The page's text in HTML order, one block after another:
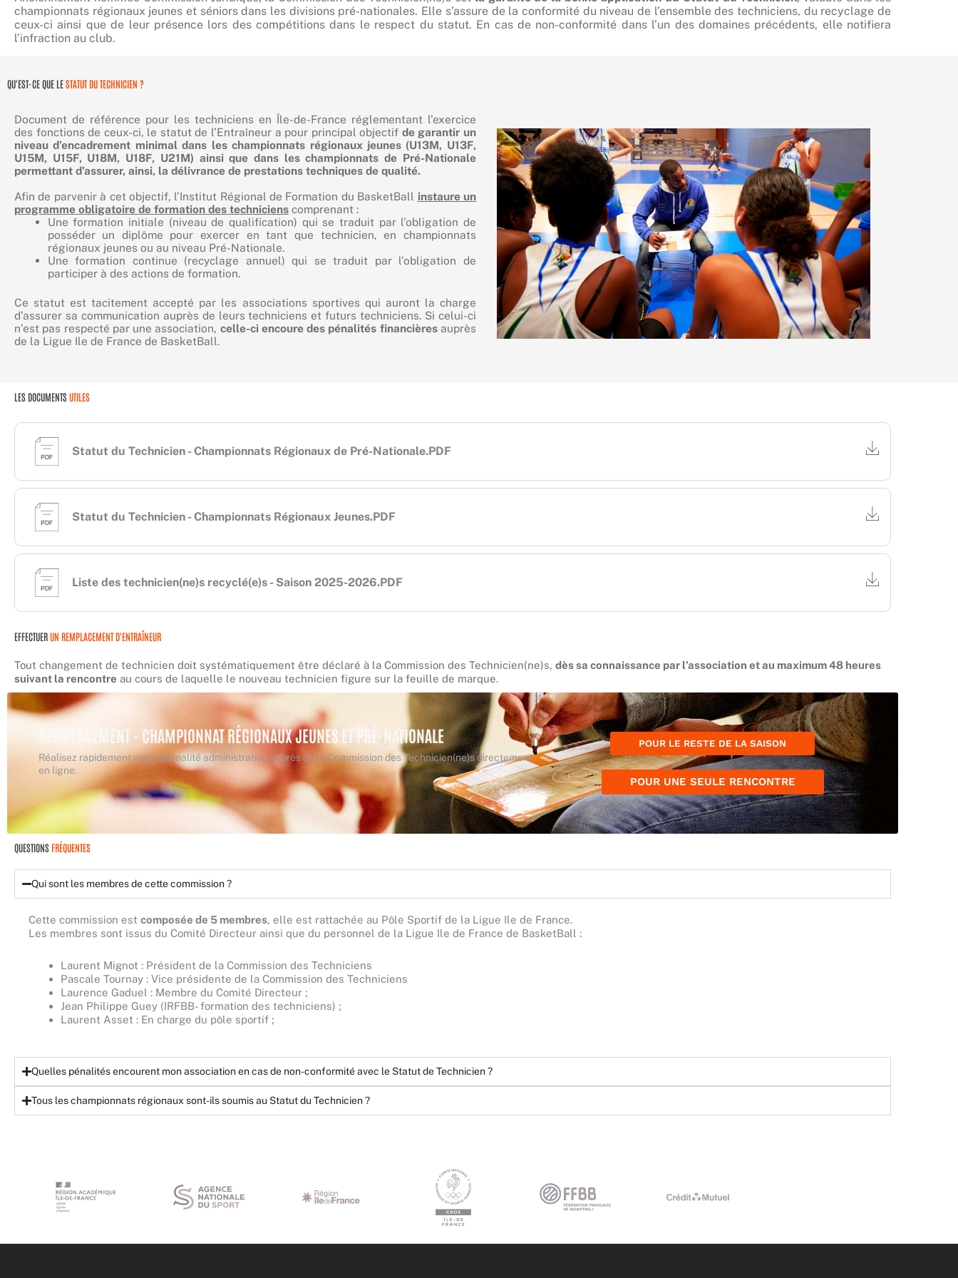
championnats régionaux jeunes et séniors dans les divisions pré-nationales. Elle s’assure de la conformité du niveau de l’ensemble des techniciens, du recyclage de
ceux-ci ainsi que de leur présence lors des compétitions dans le respect du statut. En cas de non-conformité dans l’un des domaines précédents, elle notifiera
l’infraction au club.
QU'EST-CE QUE LESTATUT DU TECHNICIEN ?
Document de référence pour les techniciens en Île-de-France réglementant l’exercice
des fonctions de ceux-ci, le statut de l’Entraîneur a pour principal objectif de garantir un
niveau d’encadrement minimal dans les championnats régionaux jeunes (U13M, U13F,
U15M, U15F, U18M, U18F, U21M) ainsi que dans les championnats de Pré-Nationale
permettant d’assurer, ainsi, la délivrance de prestations techniques de qualité.
Afin de parvenir à cet objectif, l’Institut Régional de Formation du BasketBall instaure un
programme obligatoire de formation des techniciens comprenant :
Une formation initiale (niveau de qualification) qui se traduit par l’obligation de
posséder un diplôme pour exercer en tant que technicien, en championnats
régionaux jeunes ou au niveau Pré-Nationale.
Une formation continue (recyclage annuel) qui se traduit par l’obligation de
participer à des actions de formation.
Ce statut est tacitement accepté par les associations sportives qui auront la charge
d’assurer sa communication auprès de leurs techniciens et futurs techniciens. Si celui-ci
n’est pas respecté par une association, celle-ci encoure des pénalités financièresauprès
de la Ligue Ile de France de BasketBall.
LES DOCUMENTSUTILES
Statut du Technicien - Championnats Régionaux de Pré-Nationale.PDF
Statut du Technicien - Championnats Régionaux Jeunes.PDF
Liste des technicien(ne)s recyclé(e)s - Saison 2025-2026.PDF
EFFECTUERUN REMPLACEMENT D'ENTRAÎNEUR
Tout changement de technicien doit systématiquement être déclaré à la Commission des Technicien(ne)s, dès sa connaissance par l’association et au maximum 48 heures
suivant la rencontre au cours de laquelle le nouveau technicien figure sur la feuille de marque.
REMPLACEMENT - CHAMPIONNAT RÉGIONAUX JEUNES ET PRÉ-NATIONALE
Réalisez rapidement votre formalité administrative auprès de la Commission des Technicien(ne)s directement
en ligne.
POUR LE RESTE DE LA SAISON
POUR UNE SEULE RENCONTRE
QUESTIONS FRÉQUENTES
Qui sont les membres de cette commission ?
Cette commission est composée de 5 membres, elle est rattachée au Pôle Sportif de la Ligue Ile de France.
Les membres sont issus du Comité Directeur ainsi que du personnel de la Ligue Ile de France de BasketBall :
Laurent Mignot : Président de la Commission des Techniciens
Pascale Tournay : Vice présidente de la Commission des Techniciens
Laurence Gaduel : Membre du Comité Directeur ;
Jean Philippe Guey (IRFBB- formation des techniciens) ;
Laurent Asset : En charge du pôle sportif ;
Quelles pénalités encourent mon association en cas de non-conformité avec le Statut de Technicien ?
Tous les championnats régionaux sont-ils soumis au Statut du Technicien ?